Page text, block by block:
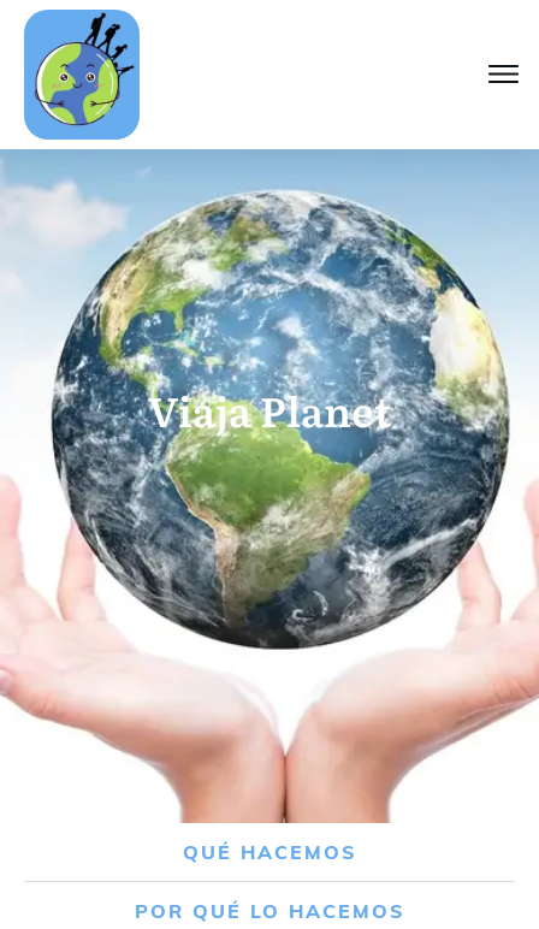
Viaja Planet
QUÉ HACEMOS
POR QUÉ LO HACEMOS